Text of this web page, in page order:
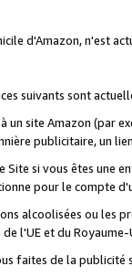
d'Amazon, n'est
suivants sont
un site Amazon (par
publicitaire, un
si vous êtes une
pour le compte
alcoolisées ou les
l'UE et du Royaume-
faites de la publicité